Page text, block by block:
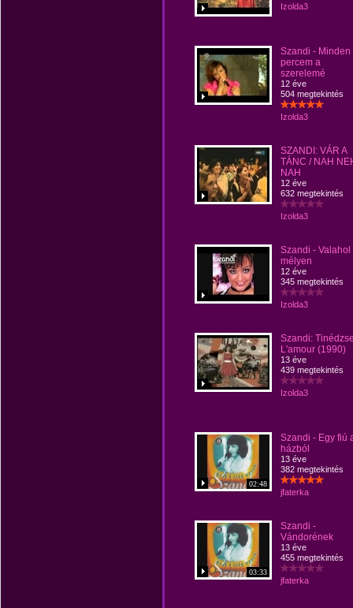
Izolda3
Szandi - Minden
percem a
szerelemé
12 éve
504 megtekintés
Izolda3
SZANDI: VÁR A
TÁNC / NAH
NAH
12 éve
632 megtekintés
Izolda3
Szandi - Valahol
mélyen
12 éve
345 megtekintés
Izolda3
Szandi:
L'amour (1990)
13 éve
439 megtekintés
Izolda3
02:48
Szandi - Egy fiú
házból
13 éve
382 megtekintés
jfaterka
03:33
Szandi -
Vándorének
13 éve
455 megtekintés
jfaterka